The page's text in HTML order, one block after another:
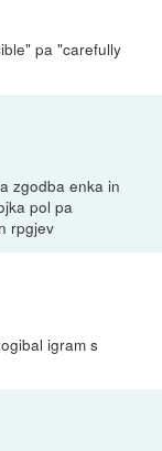
pa "carefully
zgodba enka in
pol pa
rpgjev
igram s